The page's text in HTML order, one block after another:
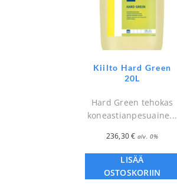
Kiilto Hard Green
20L
Hard Green tehokas
koneastianpesuaine...
236,30€ alv. 0%
LISÄÄ
OSTOSKORIIN